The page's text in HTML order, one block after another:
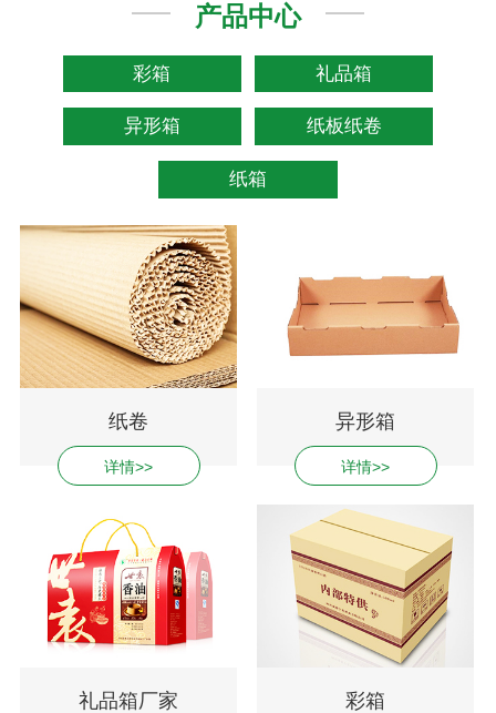
产品中心
彩箱 礼品箱
异形箱 纸板纸卷
纸箱
纸卷
详情>>
异形箱
详情>>
礼品箱厂家 彩箱